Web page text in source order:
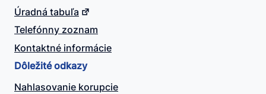
Úradná tabuľa
Telefónny zoznam
Kontaktné informácie
Dôležité odkazy
Nahlasovanie korupcie